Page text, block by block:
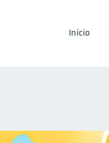
Início